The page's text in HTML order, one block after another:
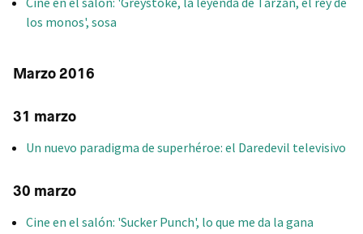
los monos', sosa
Marzo 2016
31 marzo
Un nuevo paradigma de superhéroe: el Daredevil televisivo
30 marzo
Cine en el salón: 'Sucker Punch', lo que me da la gana